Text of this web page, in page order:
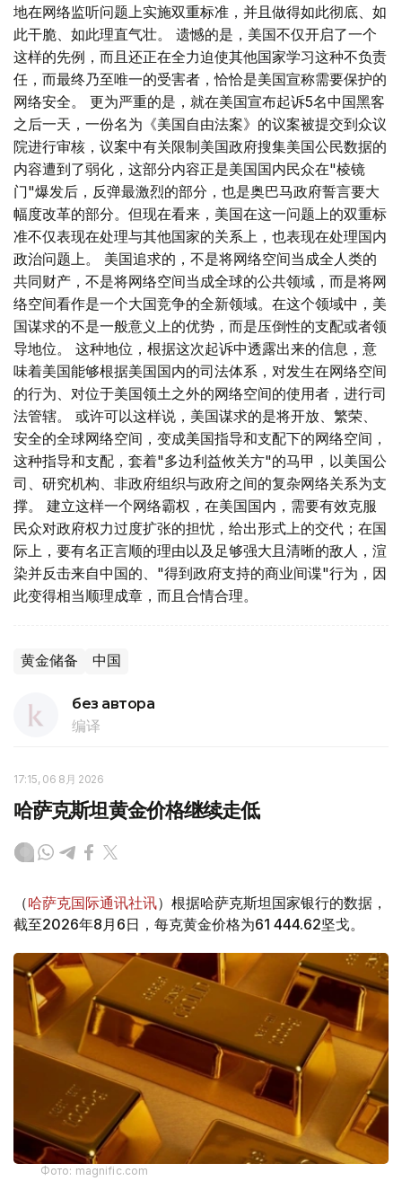
地在网络监听问题上实施双重标准，并且做得如此彻底、如
此干脆、如此理直气壮。 遗憾的是，美国不仅开启了一个
这样的先例，而且还正在全力迫使其他国家学习这种不负责
任，而最终乃至唯一的受害者，恰恰是美国宣称需要保护的
网络安全。 更为严重的是，就在美国宣布起诉5名中国黑客
之后一天，一份名为《美国自由法案》的议案被提交到众议
院进行审核，议案中有关限制美国政府搜集美国公民数据的
内容遭到了弱化，这部分内容正是美国国内民众在"棱镜
门"爆发后，反弹最激烈的部分，也是奥巴马政府誓言要大
幅度改革的部分。但现在看来，美国在这一问题上的双重标
准不仅表现在处理与其他国家的关系上，也表现在处理国内
政治问题上。 美国追求的，不是将网络空间当成全人类的
共同财产，不是将网络空间当成全球的公共领域，而是将网
络空间看作是一个大国竞争的全新领域。在这个领域中，美
国谋求的不是一般意义上的优势，而是压倒性的支配或者领
导地位。 这种地位，根据这次起诉中透露出来的信息，意
味着美国能够根据美国国内的司法体系，对发生在网络空间
的行为、对位于美国领土之外的网络空间的使用者，进行司
法管辖。 或许可以这样说，美国谋求的是将开放、繁荣、
安全的全球网络空间，变成美国指导和支配下的网络空间，
这种指导和支配，套着"多边利益攸关方"的马甲，以美国公
司、研究机构、非政府组织与政府之间的复杂网络关系为支
撑。 建立这样一个网络霸权，在美国国内，需要有效克服
民众对政府权力过度扩张的担忧，给出形式上的交代；在国
际上，要有名正言顺的理由以及足够强大且清晰的敌人，渲
染并反击来自中国的、"得到政府支持的商业间谍"行为，因
此变得相当顺理成章，而且合情合理。
黄金储备 中国
без автора
编译
17:15, 06 8月 2026
哈萨克斯坦黄金价格继续走低
（哈萨克国际通讯社讯）根据哈萨克斯坦国家银行的数据，
截至2026年8月6日，每克黄金价格为61 444.62坚戈。
Фото: magnific.com